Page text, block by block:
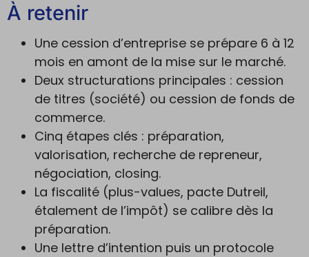
À retenir
Une cession d’entreprise se prépare 6 à 12
mois en amont de la mise sur le marché.
Deux structurations principales : cession
de titres (société) ou cession de fonds de
commerce.
Cinq étapes clés : préparation,
valorisation, recherche de repreneur,
négociation, closing.
La fiscalité (plus-values, pacte Dutreil,
étalement de l’impôt) se calibre dès la
préparation.
Une lettre d’intention puis un protocole